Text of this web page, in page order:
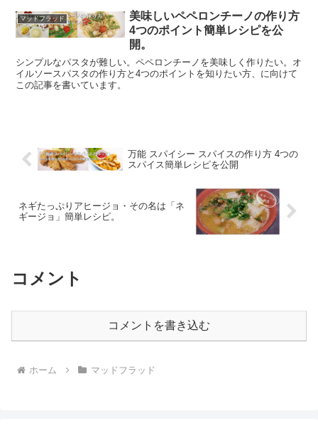
た⁉︎ メルトした煉瓦建築の残骸を観察し
マッドフラッド的視点...
マッドフラッド
美味しいペペロンチーノの作り方
4つのポイント簡単レシピを公
開。
シンプルなパスタが難しい。ペペロンチーノを美味しく作りたい。オ
イルソースパスタの作り方と4つのポイントを知りたい方、に向けて
この記事を書いています。
万能 スパイシー スパイスの作り方 4つの
スパイス簡単レシピを公開
ネギたっぷりアヒージョ・その名は「ネ
ギージョ」簡単レシピ。
コメント
コメントを書き込む
ホーム マッドフラッド